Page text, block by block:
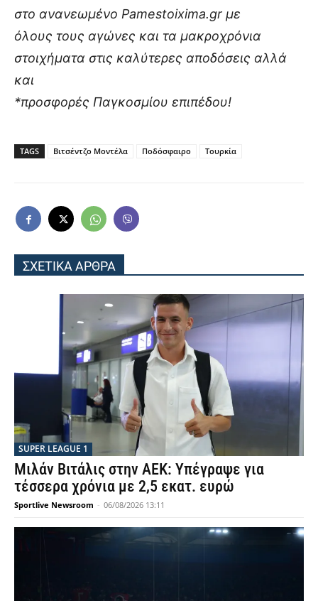
στο ανανεωμένο Pamestoixima.gr με
όλους τους αγώνες και τα μακροχρόνια
στοιχήματα στις καλύτερες αποδόσεις αλλά
και
*προσφορές Παγκοσμίου επιπέδου!
TAGS Βιτσέντζο Μοντέλα Ποδόσφαιρο Τουρκία
ΣΧΕΤΙΚΑ ΑΡΘΡΑ
SUPER LEAGUE 1
Μιλάν Βιτάλις στην ΑΕΚ: Υπέγραψε για
τέσσερα χρόνια με 2,5 εκατ. ευρώ
Sportlive Newsroom - 06/08/2026 13:11